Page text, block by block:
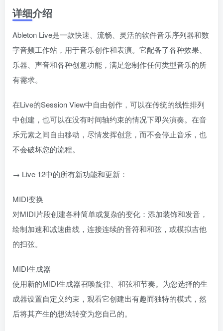
详细介绍
Ableton Live是一款快速、流畅、灵活的软件音乐序列器和数
字音频工作站，用于音乐创作和表演。它配备了各种效果、
乐器、声音和各种创意功能，满足您制作任何类型音乐的所
有需求。
在Live的Session View中自由创作，可以在传统的线性排列
中创建，也可以在没有时间轴约束的情况下即兴演奏。在音
乐元素之间自由移动，尽情发挥创意，而不会停止音乐，也
不会破坏您的流程。
→ Live 12中的所有新功能和更新：
MIDI变换
对MIDI片段创建各种简单或复杂的变化：添加装饰和发音，
绘制加速和减速曲线，连接连续的音符和和弦，或模拟吉他
的扫弦。
MIDI生成器
使用新的MIDI生成器召唤旋律、和弦和节奏。为您选择的生
成器设置自定义约束，观看它创建出有趣而独特的模式，然
后将其产生的想法转变为您自己的。